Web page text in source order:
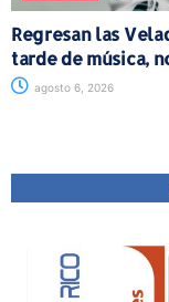
Regresan las
tarde de música,
agosto 6, 2026